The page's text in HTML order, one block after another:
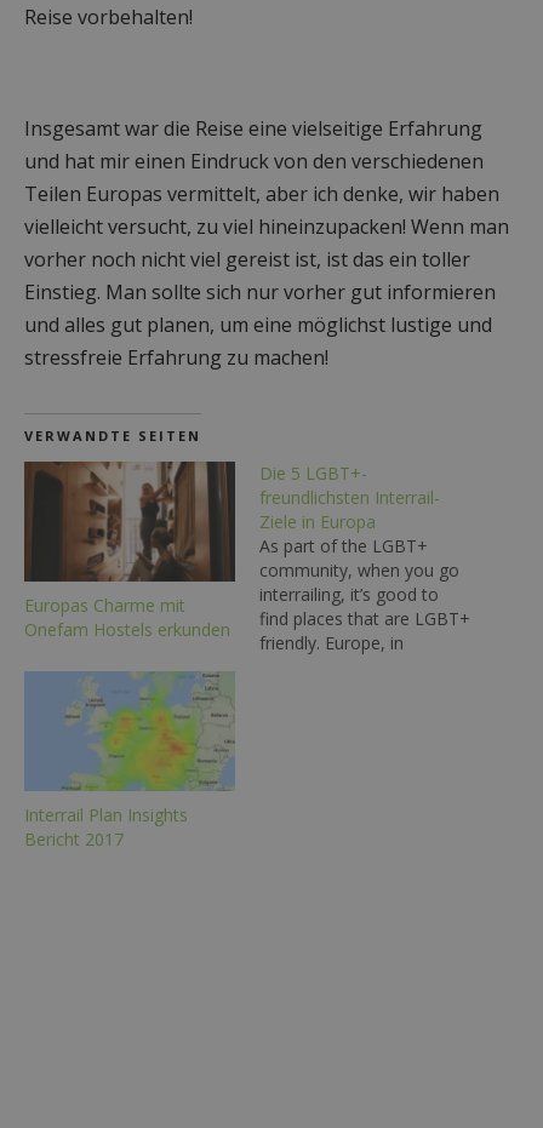
Reise vorbehalten!
Insgesamt war die Reise eine vielseitige Erfahrung
und hat mir einen Eindruck von den verschiedenen
Teilen Europas vermittelt, aber ich denke, wir haben
vielleicht versucht, zu viel hineinzupacken! Wenn man
vorher noch nicht viel gereist ist, ist das ein toller
Einstieg. Man sollte sich nur vorher gut informieren
und alles gut planen, um eine möglichst lustige und
stressfreie Erfahrung zu machen!
VERWANDTE SEITEN
Europas Charme mit
Onefam Hostels erkunden
Die 5 LGBT+-
freundlichsten Interrail-
Ziele in Europa
As part of the LGBT+
community, when you go
interrailing, it’s good to
find places that are LGBT+
friendly. Europe, in
Interrail Plan Insights
Bericht 2017